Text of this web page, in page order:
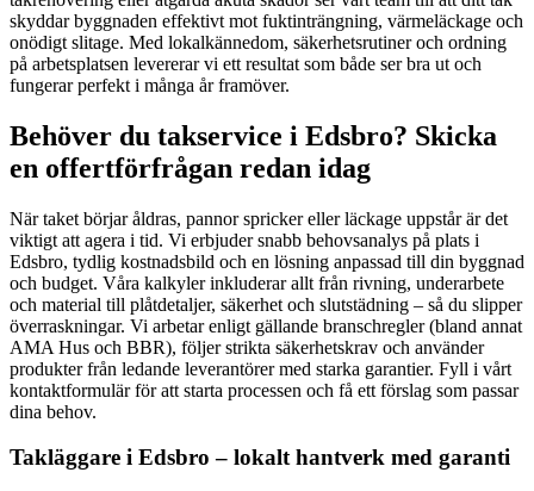
skyddar byggnaden effektivt mot fuktinträngning, värmeläckage och
onödigt slitage. Med lokalkännedom, säkerhetsrutiner och ordning
på arbetsplatsen levererar vi ett resultat som både ser bra ut och
fungerar perfekt i många år framöver.
Behöver du takservice i Edsbro? Skicka
en offertförfrågan redan idag
När taket börjar åldras, pannor spricker eller läckage uppstår är det
viktigt att agera i tid. Vi erbjuder snabb behovsanalys på plats i
Edsbro, tydlig kostnadsbild och en lösning anpassad till din byggnad
och budget. Våra kalkyler inkluderar allt från rivning, underarbete
och material till plåtdetaljer, säkerhet och slutstädning – så du slipper
överraskningar. Vi arbetar enligt gällande branschregler (bland annat
AMA Hus och BBR), följer strikta säkerhetskrav och använder
produkter från ledande leverantörer med starka garantier. Fyll i vårt
kontaktformulär för att starta processen och få ett förslag som passar
dina behov.
Takläggare i Edsbro – lokalt hantverk med garanti